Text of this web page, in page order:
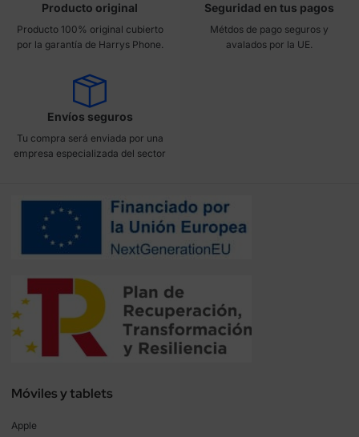
Producto original
Producto 100% original cubierto
por la garantía de Harrys Phone.
Seguridad en tus pagos
Métdos de pago seguros y
avalados por la UE.
Envíos seguros
Tu compra será enviada por una
empresa especializada del sector
Móviles y tablets
Apple